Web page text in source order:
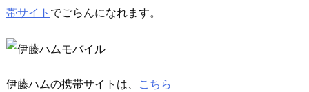
帯サイト でごらんになれます。
伊藤ハムの携帯サイトは、 こちら